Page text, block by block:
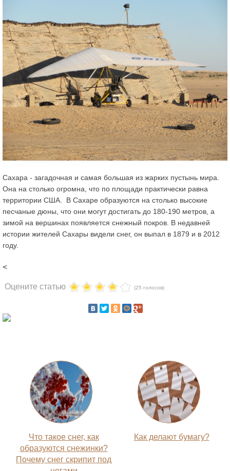
Сахара - загадочная и самая большая из жарких пустынь мира.
Она на столько огромна, что по площади практически равна
территории США. В Сахаре образуются на столько высокие
песчаные дюны, что они могут достигать до 180-190 метров, а
зимой на вершинах появляется снежный покров. В недавней
истории жителей Сахары видели снег, он выпал в 1879 и в 2012
году.
<
Оцените статью (25 голосов)
Что такое снег, как
образуются снежинки?
Почему снег скрипит под
Как делают бумагу?